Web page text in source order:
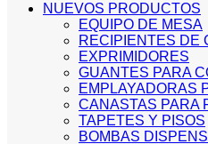
NUEVOS PRODUCTOS
EQUIPO DE MESA
RECIPIENTES DE
EXPRIMIDORES
GUANTES PARA
EMPLAYADORAS
CANASTAS PARA
TAPETES Y PISOS
BOMBAS